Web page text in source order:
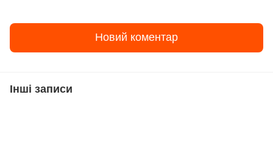
Новий коментар
Інші записи